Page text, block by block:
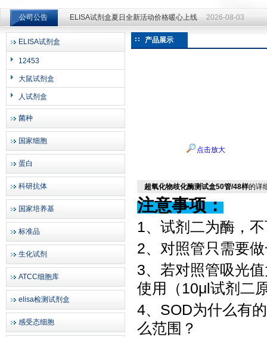
上海邦景实业有限公司
公司公告 ELISA试剂盒夏日全新活动价格暖心上线 2026-08-03
ELISA试剂盒夏日全新活动价格暖心上线
ELISA试剂盒
12453
大鼠试剂盒
人试剂盒
菌种
国家细胞
蛋白
科研抗体
国家培养基
标准品
生化试剂
ATCC细胞库
elisa检测试剂盒
感受态细胞
产品展示
点击放大
超氧化物歧化酶测试盒50管/48样的详
注意事项：
1、试剂二为酶，
2、对照管只需要
3、若对照管吸光
使用（10μl试剂二
4、SOD为什么有
么范围？